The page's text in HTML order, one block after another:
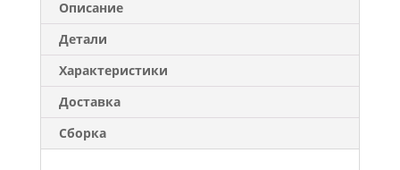
Описание
Детали
Характеристики
Доставка
Сборка